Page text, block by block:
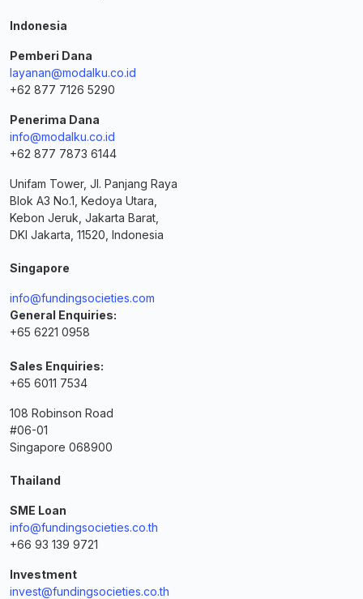
Indonesia
Pemberi Dana
layanan@modalku.co.id
+62 877 7126 5290
Penerima Dana
info@modalku.co.id
+62 877 7873 6144
Unifam Tower, Jl. Panjang Raya
Blok A3 No.1, Kedoya Utara,
Kebon Jeruk, Jakarta Barat,
DKI Jakarta, 11520, Indonesia
Singapore
info@fundingsocieties.com
General Enquiries:
+65 6221 0958
Sales Enquiries:
+65 6011 7534
108 Robinson Road
#06-01
Singapore 068900
Thailand
SME Loan
info@fundingsocieties.co.th
+66 93 139 9721
Investment
invest@fundingsocieties.co.th